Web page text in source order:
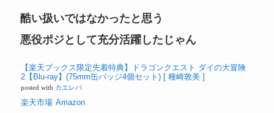
酷い扱いではなかったと思う
悪役ポジとして充分活躍したじゃん
【楽天ブックス限定先着特典】ドラゴンクエスト ダイの大冒険
2【Blu-ray】(75mm缶バッジ4個セット) [ 種崎敦美 ]
posted with カエレバ
楽天市場 Amazon